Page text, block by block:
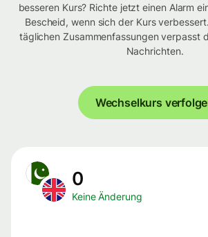
besseren Kurs? Richte jetzt einen Alarm
Bescheid, wenn sich der Kurs
täglichen Zusammenfassungen verpasst
Nachrichten.
Wechselkurs
0
Keine Änderung